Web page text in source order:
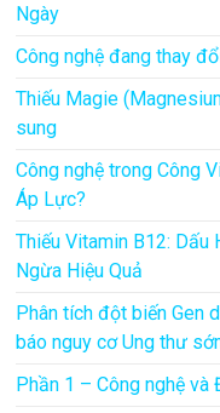
Ngày
Công nghệ đang thay
Thiếu Magie
sung
Công nghệ trong Công
Áp Lực?
Thiếu Vitamin B12: Dấu
Ngừa Hiệu Quả
Phân tích đột biến Gen
báo nguy cơ Ung thư
Phần 1 – Công nghệ và